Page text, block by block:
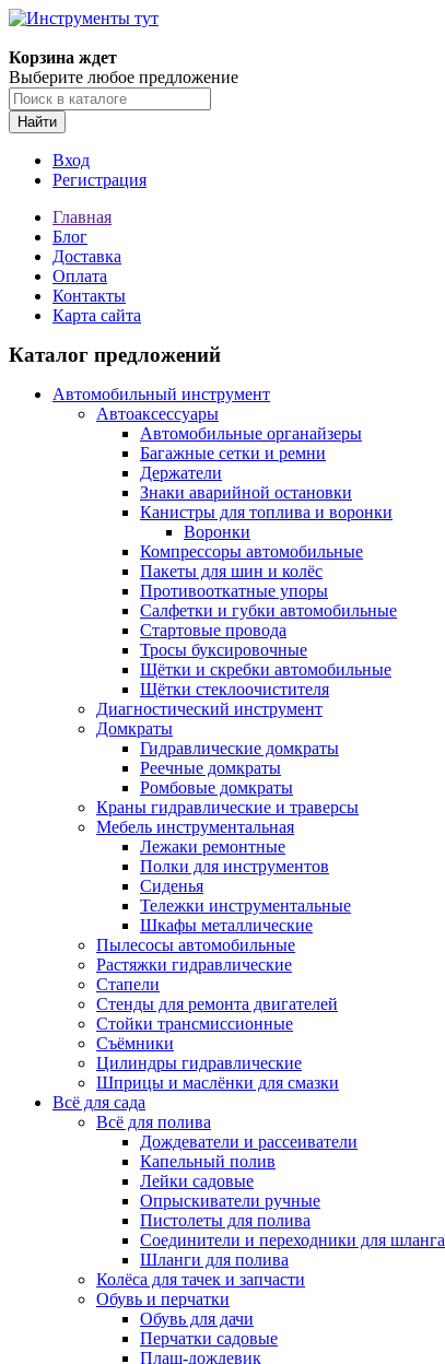
Корзина ждет
Выберите любое предложение
Найти
Вход
Регистрация
Главная
Блог
Доставка
Оплата
Контакты
Карта сайта
Каталог предложений
Автомобильный инструмент
Автоаксессуары
Автомобильные органайзеры
Багажные сетки и ремни
Держатели
Знаки аварийной остановки
Канистры для топлива и воронки
Воронки
Компрессоры автомобильные
Пакеты для шин и колёс
Противооткатные упоры
Салфетки и губки автомобильные
Стартовые провода
Тросы буксировочные
Щётки и скребки автомобильные
Щётки стеклоочистителя
Диагностический инструмент
Домкраты
Гидравлические домкраты
Реечные домкраты
Ромбовые домкраты
Краны гидравлические и траверсы
Мебель инструментальная
Лежаки ремонтные
Полки для инструментов
Сиденья
Тележки инструментальные
Шкафы металлические
Пылесосы автомобильные
Растяжки гидравлические
Стапели
Стенды для ремонта двигателей
Стойки трансмиссионные
Съёмники
Цилиндры гидравлические
Шприцы и маслёнки для смазки
Всё для сада
Всё для полива
Дождеватели и рассеиватели
Капельный полив
Лейки садовые
Опрыскиватели ручные
Пистолеты для полива
Соединители и переходники для шланга
Шланги для полива
Колёса для тачек и запчасти
Обувь и перчатки
Обувь для дачи
Перчатки садовые
Плащ-дождевик